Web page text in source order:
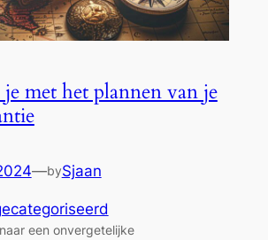
met het plannen van je
—bySjaan
een onvergetelijke